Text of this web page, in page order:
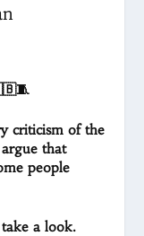
criticism of the
that
people
a look.